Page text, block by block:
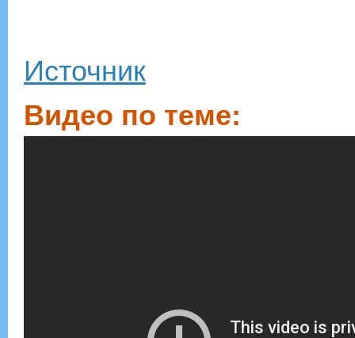
Источник
Видео по теме: